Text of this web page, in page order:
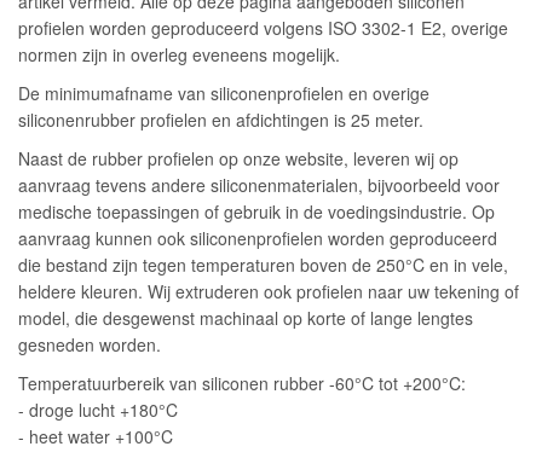
profielen worden geproduceerd volgens ISO 3302-1 E2, overige
normen zijn in overleg eveneens mogelijk.
De minimumafname van siliconenprofielen en overige
siliconenrubber profielen en afdichtingen is 25 meter.
Naast de rubber profielen op onze website, leveren wij op
aanvraag tevens andere siliconenmaterialen, bijvoorbeeld voor
medische toepassingen of gebruik in de voedingsindustrie. Op
aanvraag kunnen ook siliconenprofielen worden geproduceerd
die bestand zijn tegen temperaturen boven de 250°C en in vele,
heldere kleuren. Wij extruderen ook profielen naar uw tekening of
model, die desgewenst machinaal op korte of lange lengtes
gesneden worden.
Temperatuurbereik van siliconen rubber -60°C tot +200°C:
- droge lucht +180°C
- heet water +100°C